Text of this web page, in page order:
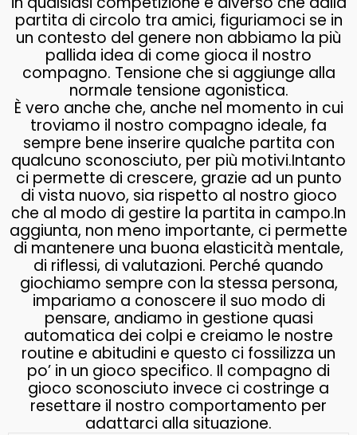
partita di circolo tra amici, figuriamoci se in
un contesto del genere non abbiamo la più
pallida idea di come gioca il nostro
compagno. Tensione che si aggiunge alla
normale tensione agonistica.
È vero anche che, anche nel momento in cui
troviamo il nostro compagno ideale, fa
sempre bene inserire qualche partita con
qualcuno sconosciuto, per più motivi.Intanto
ci permette di crescere, grazie ad un punto
di vista nuovo, sia rispetto al nostro gioco
che al modo di gestire la partita in campo.In
aggiunta, non meno importante, ci permette
di mantenere una buona elasticità mentale,
di riflessi, di valutazioni. Perché quando
giochiamo sempre con la stessa persona,
impariamo a conoscere il suo modo di
pensare, andiamo in gestione quasi
automatica dei colpi e creiamo le nostre
routine e abitudini e questo ci fossilizza un
po’ in un gioco specifico. Il compagno di
gioco sconosciuto invece ci costringe a
resettare il nostro comportamento per
adattarci alla situazione.